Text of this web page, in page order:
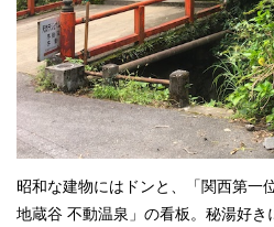
昭和な建物にはドンと、「関西第一
地蔵谷 不動温泉」の看板。秘湯好き